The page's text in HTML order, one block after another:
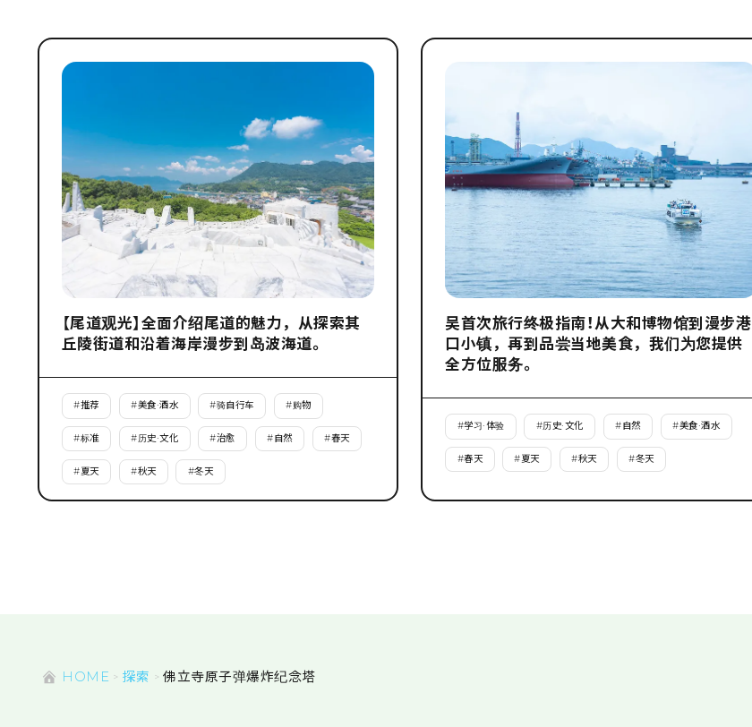
【尾道观光】全面介绍尾道的魅力，从探索其
丘陵街道和沿着海岸漫步到岛波海道。
#推荐 #美食·酒水 #骑自行车 #购物
#标准 #历史·文化 #治愈 #自然 #春天
#夏天 #秋天 #冬天
吴首次旅行终极指南！从大和博物馆到漫步港
口小镇，再到品尝当地美食，我们为您提供
全方位服务。
#学习·体验 #历史·文化 #自然 #美食·酒水
#春天 #夏天 #秋天 #冬天
HOME 探索 佛立寺原子弹爆炸纪念塔